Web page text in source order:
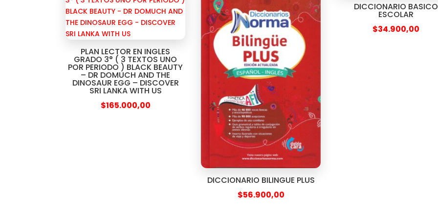
PLAN LECTOR EN INGLES
GRADO 3° ( 3 TEXTOS UNO
POR PERIODO ) BLACK BEAUTY
– DR DOMUCH AND THE
DINOSAUR EGG – DISCOVER
SRI LANKA WITH US
$165.000,00
DICCIONARIO BILINGUE PLUS
$56.900,00
DICCIONARIO BASICO
ESCOLAR
$34.900,00